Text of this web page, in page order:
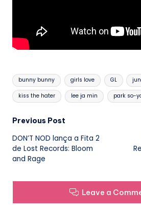
Tags:
bunny bunny girls love GL
kiss the hater lee ja min park so-
Post
navigation
Previous Post
DON’T NOD lança a Fita 2
de Lost Records: Bloom
and Rage
Leave a